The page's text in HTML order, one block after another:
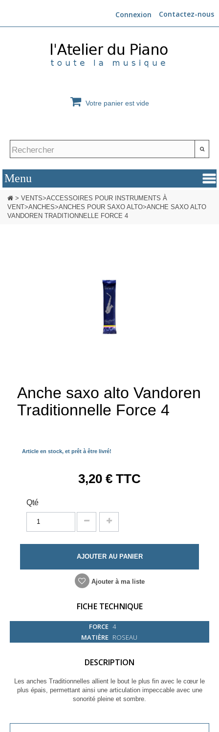
Contactez-nous
Connexion
Votre panier est vide
> VENTS>ACCESSOIRES POUR INSTRUMENTS À
VENT>ANCHES>ANCHES POUR SAXO ALTO>ANCHE SAXO ALTO
VANDOREN TRADITIONNELLE FORCE 4
Anche saxo alto Vandoren
Traditionnelle Force 4
Article en stock, et prêt à être livré!
3,20 € TTC
Qté
AJOUTER AU PANIER
Ajouter à ma liste
FICHE TECHNIQUE
FORCE 4
MATIÈRE ROSEAU
DESCRIPTION
Les anches Traditionnelles allient le bout le plus fin avec le cœur le
plus épais, permettant ainsi une articulation impeccable avec une
sonorité pleine et sombre.